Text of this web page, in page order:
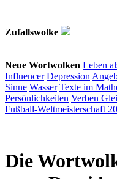
Zufallswolke
Neue Wortwolken Leben
Influencer Depression
Sinne Wasser Texte im
Persönlichkeiten Verben
Fußball-Weltmeisterschaft
Die